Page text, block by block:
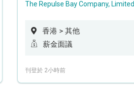
The Repulse Bay Company, Limited
香港 > 其他
薪金面議
刊登於 2小時前